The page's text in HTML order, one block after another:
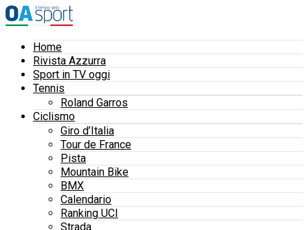
Home
Rivista Azzurra
Sport in TV oggi
Tennis
Roland Garros
Ciclismo
Giro d’Italia
Tour de France
Pista
Mountain Bike
BMX
Calendario
Ranking UCI
Strada